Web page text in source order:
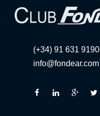
(+34) 91 631 9190
info@fondear.com